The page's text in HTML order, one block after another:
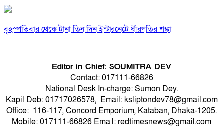
বৃহস্পতিবার থেকে টানা তিন দিন ইন্টারনেটে ধীরগতির শঙ্কা
Editor in Chief: SOUMITRA DEV
Contact: 017111-66826
National Desk In-charge: Sumon Dey.
Kapil Deb: 01717026578, Email: ksliptondev78@gmail.com
Office: 116-117, Concord Emporium, Kataban, Dhaka-1205.
Mobile: 017111-66826 Email: redtimesnews@gmail.com